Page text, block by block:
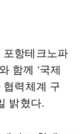
항테크노파
함께 ‘국제
력체계 구
밝혔다.